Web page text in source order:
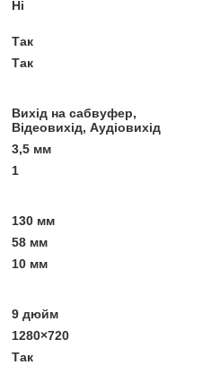
Ні
Так
Так
Вихід на сабвуфер,
Відеовихід, Аудіовихід
3,5 мм
1
130 мм
58 мм
10 мм
9 дюйм
1280×720
Так